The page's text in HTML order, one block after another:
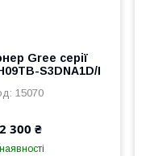
Gree серії
S3DNA1D/I
15070
300 ₴